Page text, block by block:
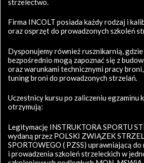
strzelectwo.
Firma INCOLT posiada każdy rodzaj i
oraz osprzęt do prowadzonych szkoleń
Dysponujemy również rusznikarnią,
bezpośrednio mogą zapoznać się z
oraz warunkami technicznymi pracy
tuning broni do prowadzonych strzelań.
Uczestnicy kursu po zaliczeniu egzaminu
otrzymują:
Legitymację INSTRUKTORA SPORTU
wydaną przez POLSKI ZWIĄZEK
SPORTOWEGO ( PZSS) uprawniającą do
i prowadzenia szkoleń strzeleckich w